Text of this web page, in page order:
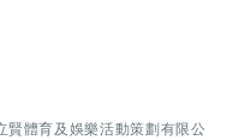
賢體育及娛樂活動策劃有限公